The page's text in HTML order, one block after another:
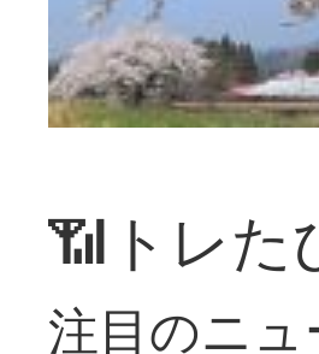
📶トレた
注目のニュ